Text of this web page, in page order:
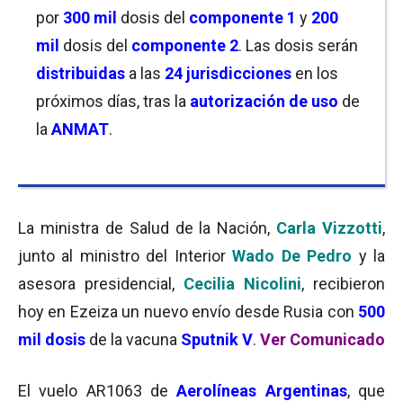
por 300 mil dosis del componente 1 y 200
mil dosis del componente 2. Las dosis serán
distribuidas a las 24 jurisdicciones en los
próximos días, tras la autorización de uso de
la ANMAT.
La ministra de Salud de la Nación, Carla Vizzotti,
junto al ministro del InteriorWado De Pedro y la
asesora presidencial, Cecilia Nicolini, recibieron
hoy en Ezeiza un nuevo envío desde Rusia con 500
mil dosis de la vacuna Sputnik V. Ver Comunicado
El vuelo AR1063 deAerolíneas Argentinas, que